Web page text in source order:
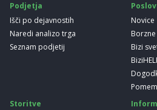
Podjetja
Išči po dejavnostih
Naredi analizo trga
Seznam podjetij
Novice
Bizi
Storitve